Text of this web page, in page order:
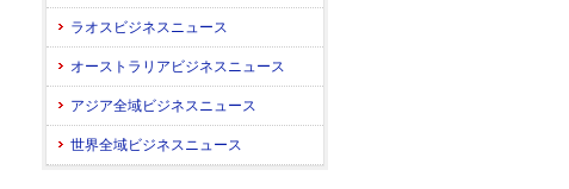
ラオスビジネスニュース
オーストラリアビジネスニュース
アジア全域ビジネスニュース
世界全域ビジネスニュース